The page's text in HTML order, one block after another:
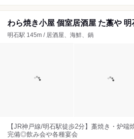
わら焼き小屋 個室居酒屋 た藁や 明
明石駅 145m / 居酒屋、海鮮、鍋
【JR神戸線/明石駅徒歩2分】藁焼き・炉端
完備◎飲み会や各種宴会